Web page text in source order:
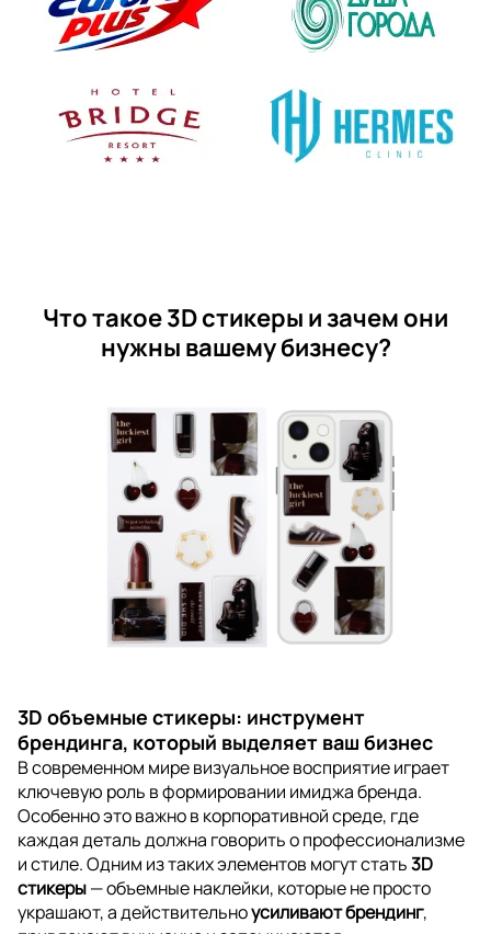
Что такое 3D стикеры и зачем они
нужны вашему бизнесу?
3D объемные стикеры: инструмент
брендинга, который выделяет ваш бизнес
В современном мире визуальное восприятие играет
ключевую роль в формировании имиджа бренда.
Особенно это важно в корпоративной среде, где
каждая деталь должна говорить о профессионализме
и стиле. Одним из таких элементов могут стать3D
стикеры— объемные наклейки, которые не просто
украшают, а действительноусиливают брендинг,